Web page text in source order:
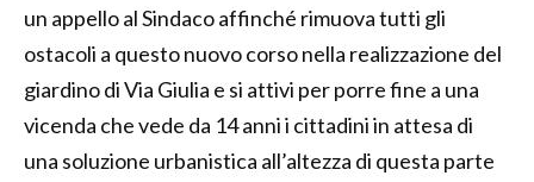
un appello al Sindaco affinché rimuova tutti gli
ostacoli a questo nuovo corso nella realizzazione del
giardino di Via Giulia e si attivi per porre fine a una
vicenda che vede da 14 anni i cittadini in attesa di
una soluzione urbanistica all’altezza di questa parte